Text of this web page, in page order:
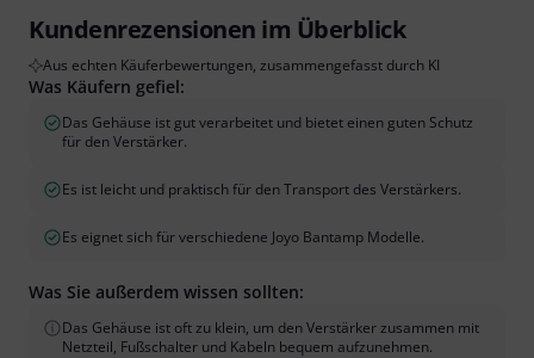
Kundenrezensionen im Überblick
Aus echten Käuferbewertungen, zusammengefasst durch KI
Was Käufern gefiel:
Das Gehäuse ist gut verarbeitet und bietet einen guten Schutz
für den Verstärker.
Es ist leicht und praktisch für den Transport des Verstärkers.
Es eignet sich für verschiedene Joyo Bantamp Modelle.
Was Sie außerdem wissen sollten:
Das Gehäuse ist oft zu klein, um den Verstärker zusammen mit
Netzteil, Fußschalter und Kabeln bequem aufzunehmen.